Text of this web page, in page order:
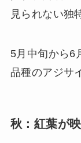
見られない独
5月中旬から6
品種のアジサ
秋：紅葉が